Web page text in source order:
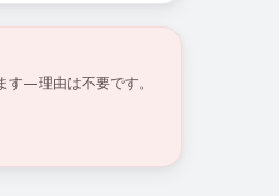
す—理由は不要です。